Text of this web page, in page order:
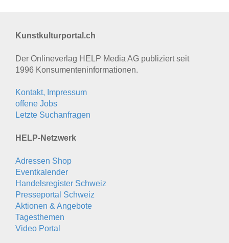
Kunstkulturportal.ch
Der Onlineverlag HELP Media AG publiziert seit
1996 Konsumenten­informationen.
Kontakt, Impressum
offene Jobs
Letzte Suchanfragen
HELP-Netzwerk
Adressen Shop
Eventkalender
Handelsregister Schweiz
Presseportal Schweiz
Aktionen & Angebote
Tagesthemen
Video Portal